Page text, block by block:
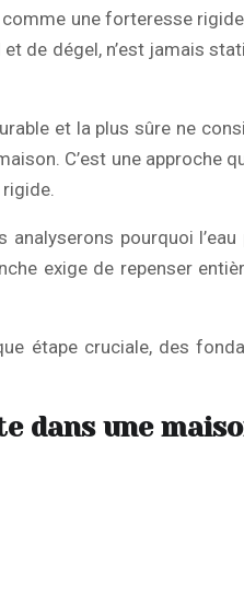
une forteresse
de dégel, n’est jamais
et la plus sûre ne
C’est une approche
pourquoi
exige de repenser
étape cruciale, des
dans une